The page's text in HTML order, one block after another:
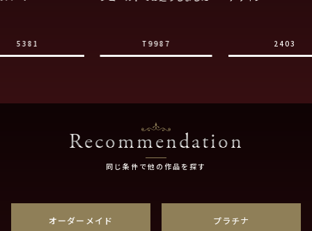
5381 T9987 2403
Recommendation
同じ条件で他の作品を探す
オーダーメイド プラチナ